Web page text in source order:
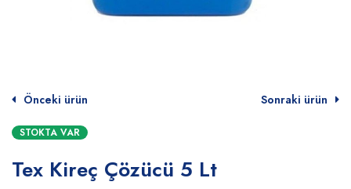
Önceki ürün Sonraki ürün
STOKTA VAR
Tex Kireç Çözücü 5 Lt